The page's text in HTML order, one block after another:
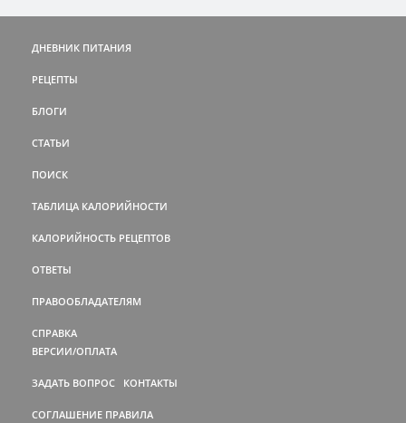
ДНЕВНИК ПИТАНИЯ
РЕЦЕПТЫ
БЛОГИ
СТАТЬИ
ПОИСК
ТАБЛИЦА КАЛОРИЙНОСТИ
КАЛОРИЙНОСТЬ РЕЦЕПТОВ
ОТВЕТЫ
ПРАВООБЛАДАТЕЛЯМ
СПРАВКА
ВЕРСИИ/ОПЛАТА
ЗАДАТЬ ВОПРОС КОНТАКТЫ
СОГЛАШЕНИЕ ПРАВИЛА